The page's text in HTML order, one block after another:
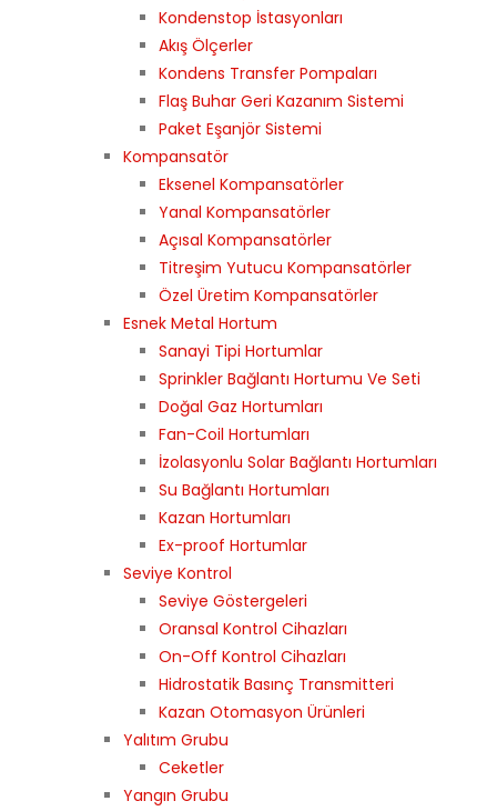
Kondenstop İstasyonları
Akış Ölçerler
Kondens Transfer Pompaları
Flaş Buhar Geri Kazanım Sistemi
Paket Eşanjör Sistemi
Kompansatör
Eksenel Kompansatörler
Yanal Kompansatörler
Açısal Kompansatörler
Titreşim Yutucu Kompansatörler
Özel Üretim Kompansatörler
Esnek Metal Hortum
Sanayi Tipi Hortumlar
Sprinkler Bağlantı Hortumu Ve Seti
Doğal Gaz Hortumları
Fan-Coil Hortumları
İzolasyonlu Solar Bağlantı Hortumları
Su Bağlantı Hortumları
Kazan Hortumları
Ex-proof Hortumlar
Seviye Kontrol
Seviye Göstergeleri
Oransal Kontrol Cihazları
On-Off Kontrol Cihazları
Hidrostatik Basınç Transmitteri
Kazan Otomasyon Ürünleri
Yalıtım Grubu
Ceketler
Yangın Grubu